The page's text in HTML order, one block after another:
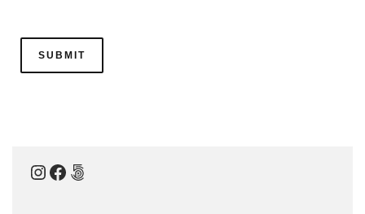
Instagram
Facebook
500px